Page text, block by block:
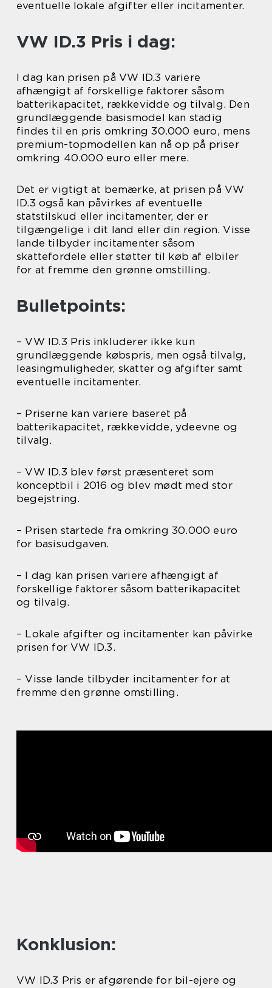
eventuelle lokale afgifter eller incitamenter.
VW ID.3 Pris i dag:
I dag kan prisen på VW ID.3 variere
afhængigt af forskellige faktorer såsom
batterikapacitet, rækkevidde og tilvalg. Den
grundlæggende basismodel kan stadig
findes til en pris omkring 30.000 euro, mens
premium-topmodellen kan nå op på priser
omkring 40.000 euro eller mere.
Det er vigtigt at bemærke, at prisen på VW
ID.3 også kan påvirkes af eventuelle
statstilskud eller incitamenter, der er
tilgængelige i dit land eller din region. Visse
lande tilbyder incitamenter såsom
skattefordele eller støtter til køb af elbiler
for at fremme den grønne omstilling.
Bulletpoints:
– VW ID.3 Pris inkluderer ikke kun
grundlæggende købspris, men også tilvalg,
leasingmuligheder, skatter og afgifter samt
eventuelle incitamenter.
– Priserne kan variere baseret på
batterikapacitet, rækkevidde, ydeevne og
tilvalg.
– VW ID.3 blev først præsenteret som
konceptbil i 2016 og blev mødt med stor
begejstring.
– Prisen startede fra omkring 30.000 euro
for basisudgaven.
– I dag kan prisen variere afhængigt af
forskellige faktorer såsom batterikapacitet
og tilvalg.
– Lokale afgifter og incitamenter kan påvirke
prisen for VW ID.3.
– Visse lande tilbyder incitamenter for at
fremme den grønne omstilling.
Konklusion:
VW ID.3 Pris er afgørende for bil-ejere og